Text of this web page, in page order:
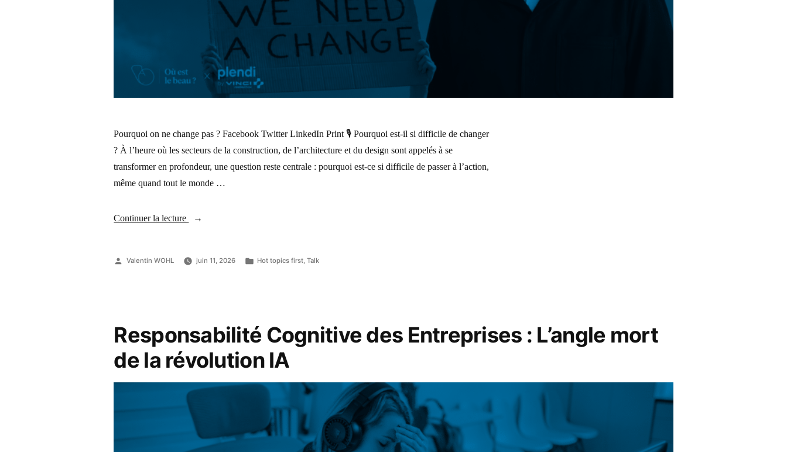
Pourquoi on ne change pas ? Facebook Twitter LinkedIn Print 🎙️ Pourquoi est-il si difficile de changer
? À l’heure où les secteurs de la construction, de l’architecture et du design sont appelés à se
transformer en profondeur, une question reste centrale : pourquoi est-ce si difficile de passer à l’action,
même quand tout le monde …
Continuer la lecture
Valentin WOHL juin 11, 2026 Hot topics first,Talk
Responsabilité Cognitive des Entreprises : L’angle mort
de la révolution IA